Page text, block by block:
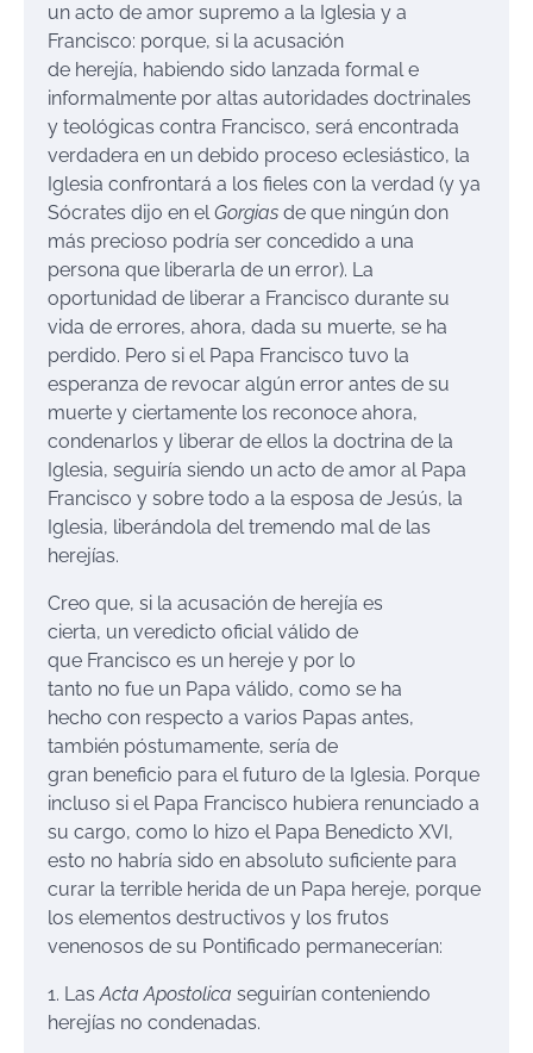
un acto de amor supremo a la Iglesia y a
Francisco: porque, si la acusación
de herejía, habiendo sido lanzada formal e
informalmente por altas autoridades doctrinales
y teológicas contra Francisco, será encontrada
verdadera en un debido proceso eclesiástico, la
Iglesia confrontará a los fieles con la verdad (y ya
Sócrates dijo en elGorgias de que ningún don
más precioso podría ser concedido a una
persona que liberarla de un error). La
oportunidad de liberar a Francisco durante su
vida de errores, ahora, dada su muerte, se ha
perdido. Pero si el Papa Francisco tuvo la
esperanza de revocar algún error antes de su
muerte y ciertamente los reconoce ahora,
condenarlos y liberar de ellos la doctrina de la
Iglesia, seguiría siendo un acto de amor al Papa
Francisco y sobre todo a la esposa de Jesús, la
Iglesia, liberándola del tremendo mal de las
herejías.
Creo que, si la acusación de herejía es
cierta, un veredicto oficial válido de
que Francisco es un hereje y por lo
tanto no fue un Papa válido, como se ha
hecho con respecto a varios Papas antes,
también póstumamente, sería de
gran beneficio para el futuro de la Iglesia. Porque
incluso si el Papa Francisco hubiera renunciado a
su cargo, como lo hizo el Papa Benedicto XVI,
esto no habría sido en absoluto suficiente para
curar la terrible herida de un Papa hereje, porque
los elementos destructivos y los frutos
venenosos de su Pontificado permanecerían:
1. LasActa Apostolica seguirían conteniendo
herejías no condenadas.